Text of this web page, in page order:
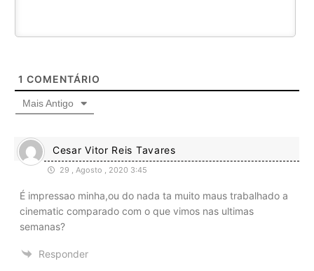
1 COMENTÁRIO
Mais Antigo
Cesar Vitor Reis Tavares
29 , Agosto , 2020 3:45
É impressao minha,ou do nada ta muito maus trabalhado a
cinematic comparado com o que vimos nas ultimas
semanas?
Responder